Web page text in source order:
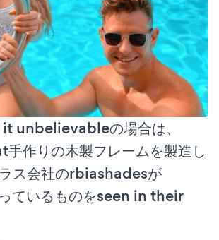
unbelievableの場合は、
作りの木製フレームを製造し
ス会社のrbiashadesが
ているものをseen in their